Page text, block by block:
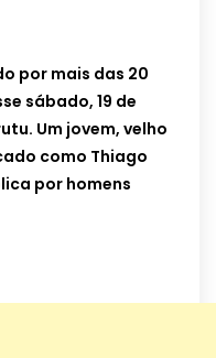
por mais das 20
sábado, 19 de
Um jovem, velho
como Thiago
por homens